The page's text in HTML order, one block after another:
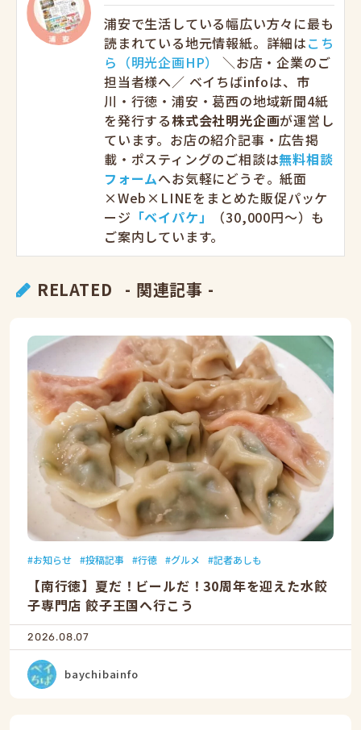
浦安で生活している幅広い方々に最も
読まれている地元情報紙。詳細はこち
ら（明光企画HP）
＼お店・企業のご
担当者様へ／ ベイちばinfoは、市
川・行徳・浦安・葛西の地域新聞4紙
を発行する株式会社明光企画が運営し
ています。お店の紹介記事・広告掲
載・ポスティングのご相談は無料相談
フォームへお気軽にどうぞ。紙面
×Web×LINEをまとめた販促パッケ
ージ 「ベイパケ」
（30,000円〜）も
ご案内しています。
RELATED - 関連記事 -
お知らせ 投稿記事 行徳 グルメ 記者あしも
【南行徳】夏だ！ビールだ！30周年を迎えた水餃
子専門店 餃子王国へ行こう
2026.08.07
baychibainfo